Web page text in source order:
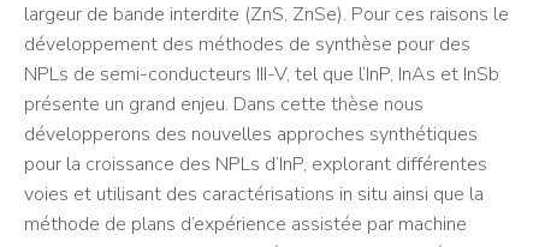
largeur de bande interdite (ZnS, ZnSe). Pour ces raisons le
développement des méthodes de synthèse pour des
NPLs de semi-conducteurs III-V, tel que l’InP, InAs et InSb
présente un grand enjeu. Dans cette thèse nous
développerons des nouvelles approches synthétiques
pour la croissance des NPLs d’InP, explorant différentes
voies et utilisant des caractérisations in situ ainsi que la
méthode de plans d’expérience assistée par machine